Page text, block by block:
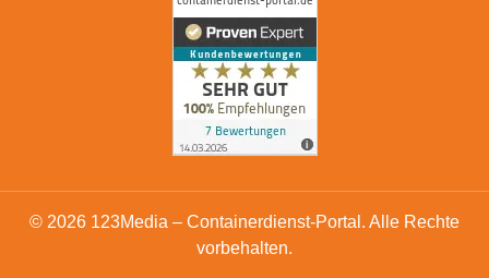
© 2026 123Media – Containerdienst-Portal. Alle Rechte
vorbehalten.